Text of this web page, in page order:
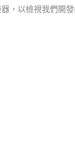
，以檢視我們開發